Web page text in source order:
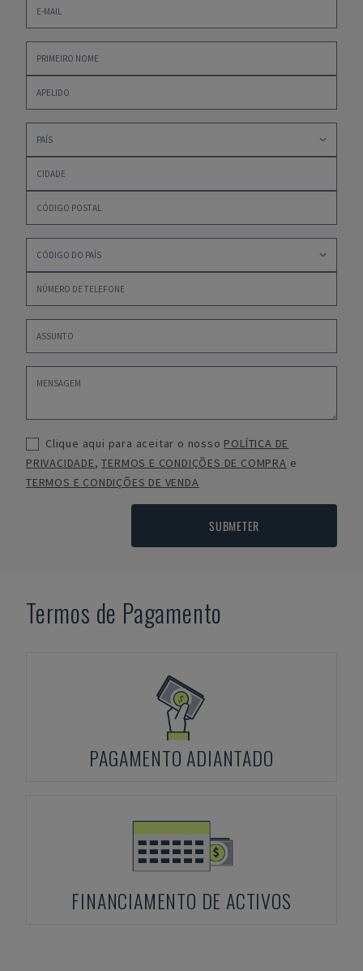
Clique aqui para aceitar o nosso POLÍTICA DE
PRIVACIDADE,TERMOS E CONDIÇÕES DE COMPRA e
TERMOS E CONDIÇÕES DE VENDA
SUBMETER
Termos de Pagamento
PAGAMENTO ADIANTADO
FINANCIAMENTO DE ACTIVOS